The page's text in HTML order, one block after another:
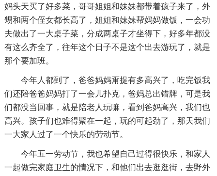
妈头天买了好多菜，哥哥姐姐和妹妹都带着孩子来了，外
甥和两个侄女都长高了，姐姐和妹妹帮妈妈做饭，一会功
夫做出了一大桌子菜，分成两桌子才坐得下，好多年都没
有这么齐全了，往年这个日子不是这个出去游玩了，就是
那个要加班。
今年人都到了，爸爸妈妈甭提有多高兴了，吃完饭我
们还陪爸爸妈妈打了一会儿扑克，爸妈总出错牌，可是我
们都没当回事，就是陪老人玩嘛，看到爸妈高兴，我们也
高兴。孩子们也难得聚在一起，玩的可起劲了，那天我们
一大家人过了一个快乐的劳动节。
今年五一劳动节，我也希望自己过得很快乐，和家人
一起做完家庭卫生的情况下，和他们出去逛逛街，去野外